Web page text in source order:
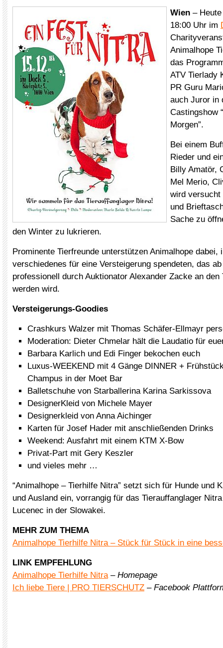
Wien –
18:00 Uhr im
Animalhope
das
ATV Tierlady
PR Guru
auch Juror in
Castingshow
Morgen”.
Bei einem
Rieder und
Billy Amatör,
Mel Merio,
wird versucht
und
Sache zu
den Winter zu lukrieren.
Prominente Tierfreunde unterstützen Animalhope dabei,
verschiedenes für eine Versteigerung spendeten, das
professionell durch Auktionator Alexander Zacke an den
werden wird.
Versteigerungs-Goodies
Crashkurs Walzer mit Thomas Schäfer-Ellmayr
Moderation: Dieter Chmelar hält die Laudatio für
Barbara Karlich und Edi Finger bekochen euch
Luxus-WEEKEND mit 4 Gänge DINNER +
Champus in der Moet Bar
Balletschuhe von Starballerina Karina Sarkissova
DesignerKleid von Michele Mayer
Designerkleid von Anna Aichinger
Karten für Josef Hader mit anschließenden Drinks
Weekend: Ausfahrt mit einem KTM X-Bow
Privat-Part mit Gery Keszler
und vieles mehr …
“Animalhope – Tierhilfe Nitra” setzt sich für Hunde und
und Ausland ein, vorrangig für das Tierauffanglager
Lucenec in der Slowakei.
MEHR ZUM THEMA
Animalhope Tierhilfe Nitra – Stück für Stück in eine
LINK EMPFEHLUNG
Animalhope Tierhilfe Nitra– Homepage
Ich liebe Tiere | PRO TIERSCHUTZ – Facebook